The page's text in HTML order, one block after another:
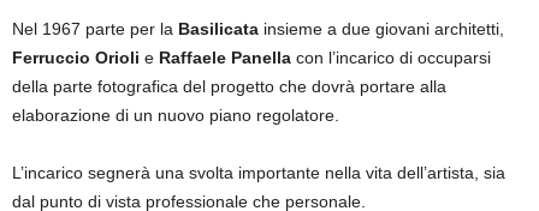
Nel 1967 parte per la Basilicata insieme a due giovani architetti,
Ferruccio Orioli e Raffaele Panella con l’incarico di occuparsi
della parte fotografica del progetto che dovrà portare alla
elaborazione di un nuovo piano regolatore.
L’incarico segnerà una svolta importante nella vita dell’artista, sia
dal punto di vista professionale che personale.